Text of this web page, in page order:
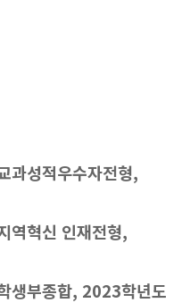
과성적우수자전형,
역혁신 인재전형,
생부종합, 2023학년도